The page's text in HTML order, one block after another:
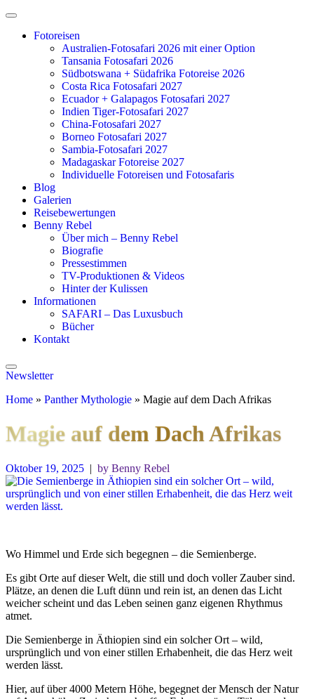
Zum
springenFotoreisen
Australien-Fotosafari 2026 mit einer Option
Tansania Fotosafari 2026
Südbotswana + Südafrika Fotoreise 2026
Costa Rica Fotosafari 2027
Ecuador + Galapagos Fotosafari 2027
Indien Tiger-Fotosafari 2027
China-Fotosafari 2027
Borneo Fotosafari 2027
Sambia-Fotosafari 2027
Madagaskar Fotoreise 2027
Individuelle Fotoreisen und Fotosafaris
Blog
Galerien
Reisebewertungen
Benny Rebel
Über mich – Benny Rebel
Biografie
Pressestimmen
TV-Produktionen & Videos
Hinter der Kulissen
Informationen
SAFARI – Das Luxusbuch
Bücher
Kontakt
Newsletter
Home » Panther Mythologie » Magie auf dem Dach Afrikas
Magie auf dem Dach Afrikas
Oktober 19, 2025 | by Benny Rebel
Wo Himmel und Erde sich begegnen – die Semienberge.
Es gibt Orte auf dieser Welt, die still und doch voller Zauber sind.
Plätze, an denen die Luft dünn und rein ist, an denen das Licht
weicher scheint und das Leben seinen ganz eigenen Rhythmus
atmet.
Die Semienberge in Äthiopien sind ein solcher Ort – wild,
ursprünglich und von einer stillen Erhabenheit, die das Herz weit
werden lässt.
Hier, auf über 4000 Metern Höhe, begegnet der Mensch der Natur